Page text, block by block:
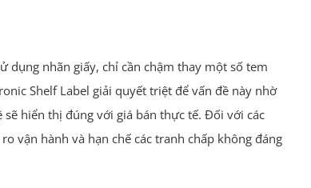
dụng nhãn giấy, chỉ cần chậm thay một số tem
Shelf Label giải quyết triệt để vấn đề này nhờ
hiển thị đúng với giá bán thực tế. Đối với các
vận hành và hạn chế các tranh chấp không đáng